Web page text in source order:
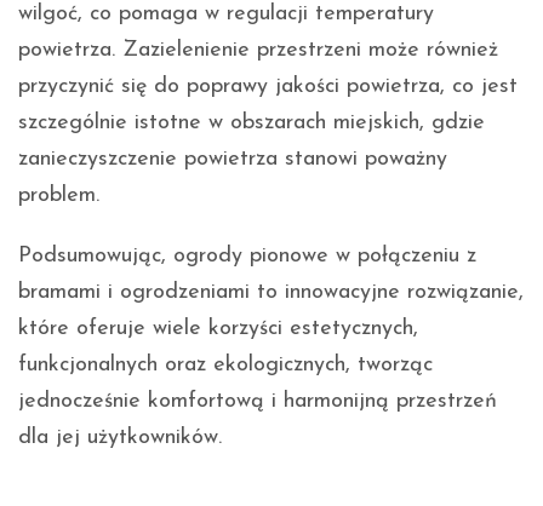
wilgoć, co pomaga w regulacji temperatury
powietrza. Zazielenienie przestrzeni może również
przyczynić się do poprawy jakości powietrza, co jest
szczególnie istotne w obszarach miejskich, gdzie
zanieczyszczenie powietrza stanowi poważny
problem.
Podsumowując, ogrody pionowe w połączeniu z
bramami i ogrodzeniami to innowacyjne rozwiązanie,
które oferuje wiele korzyści estetycznych,
funkcjonalnych oraz ekologicznych, tworząc
jednocześnie komfortową i harmonijną przestrzeń
dla jej użytkowników.